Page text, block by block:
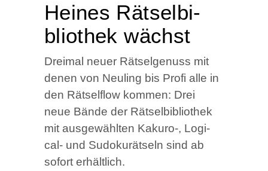
Hei­nes Rätsel­bi­
blio­thek wächst
Drei­mal neu­er Rät­sel­ge­nuss mit
denen von Neu­ling bis Pro­fi alle in
den Rät­sel­flow kom­men: Drei
neue Bän­de der Rätsel­bi­blio­thek
mit aus­ge­wähl­ten Kakuro‑, Logi­
cal- und Sudo­kurät­seln sind ab
sofort erhältlich.